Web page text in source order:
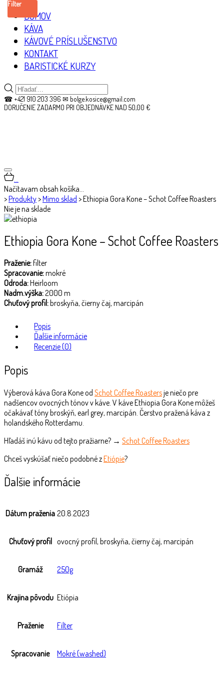
DOMOV
KÁVA
KÁVOVÉ PRÍSLUŠENSTVO
KONTAKT
BARISTICKÉ KURZY
☎ +421 910 203 396 ✉ bolge.kosice@gmail.com
DORUČENIE ZADARMO PRI OBJEDNÁVKE NAD 50,00 €
…
Načítavam obsah košíka…
>Produkty>Mimo sklad >Ethiopia Gora Kone – Schot Coffee Roasters
Nie je na sklade
Filter
Ethiopia Gora Kone – Schot Coffee Roasters
Praženie:filter
Spracovanie:mokré
Odroda:Heirloom
Nadm.výška:2000 m
Chuťový profil:broskyňa, čierny čaj, marcipán
Popis
Ďalšie informácie
Recenzie (0)
Popis
Výberová káva Gora Kone od Schot Coffee Roastersje niečo pre
nadšencov ovocných tónov v káve. V káve Ethiopia Gora Kone môžeš
očakávať tóny broskýň, earl grey, marcipán. Čerstvo pražená káva z
holandského Rotterdamu.
Hľadáš inú kávu od tejto pražiarne? → Schot Coffee Roasters
Chceš vyskúšať niečo podobné zEtiópie?
Ďalšie informácie
Dátum praženia 20.8.2023
Chuťový profil ovocný profil, broskyňa, čierny čaj, marcipán
Gramáž 250g
Krajina pôvodu Etiópia
Praženie Filter
Spracovanie Mokré (washed)